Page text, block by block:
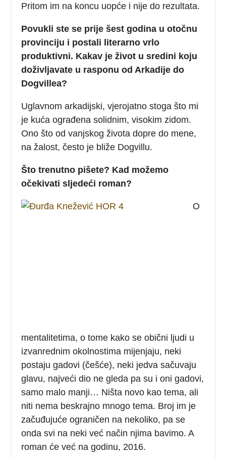
Pritom im na koncu uopće i nije do rezultata.
Povukli ste se prije šest godina u otočnu
provinciju i postali literarno vrlo
produktivni. Kakav je život u sredini koju
doživljavate u rasponu od Arkadije do
Dogvillea?
Uglavnom arkadijski, vjerojatno stoga što mi
je kuća ograđena solidnim, visokim zidom.
Ono što od vanjskog života dopre do mene,
na žalost, često je bliže Dogvillu.
Što trenutno pišete? Kad možemo
očekivati sljedeći roman?
O
mentalitetima, o tome kako se obični ljudi u
izvanrednim okolnostima mijenjaju, neki
postaju gadovi (češće), neki jedva sačuvaju
glavu, najveći dio ne gleda pa su i oni gadovi,
samo malo manji… Ništa novo kao tema, ali
niti nema beskrajno mnogo tema. Broj im je
začuđujuće ograničen na nekoliko, pa se
onda svi na neki već način njima bavimo. A
roman će već na godinu, 2016.